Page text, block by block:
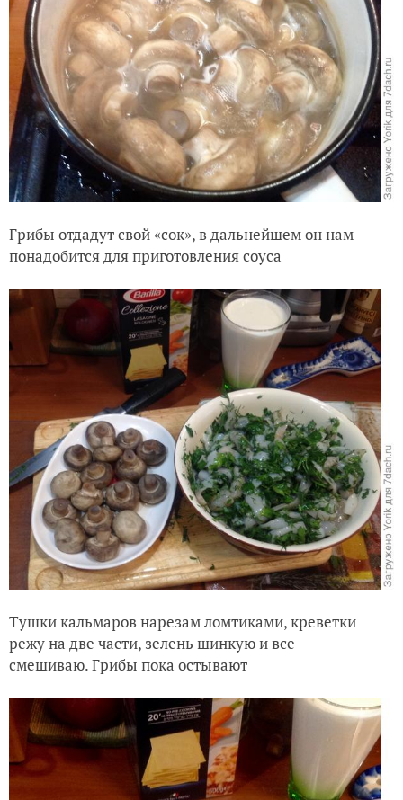
Грибы отдадут свой «сок», в дальнейшем он нам
понадобится для приготовления соуса
Тушки кальмаров нарезам ломтиками, креветки
режу на две части, зелень шинкую и все
смешиваю. Грибы пока остывают